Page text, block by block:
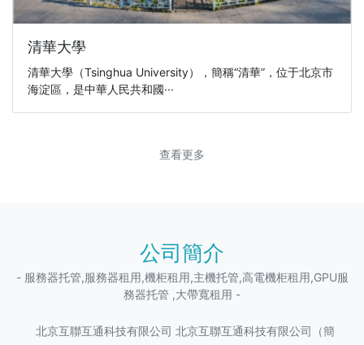
清華大學
清華大學（Tsinghua University），簡稱“清華”，位于北京市
海淀區，是中華人民共和國···
查看更多
公司簡介
- 服務器托管,服務器租用,機柜租用,主機托管,高電機柜租用,GPU服
務器托管 ,大帶寬租用 -
北京互聯互通科技有限公司 北京互聯互通科技有限公司（簡